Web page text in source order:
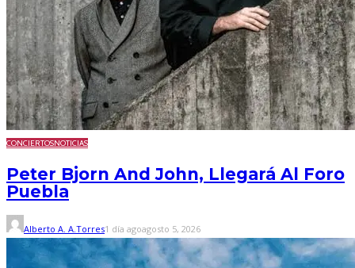
CONCIERTOSNOTICIAS
Peter Bjorn And John, Llegará Al Foro
Puebla
Alberto A. A.Torres1 día agoagosto 5, 2026